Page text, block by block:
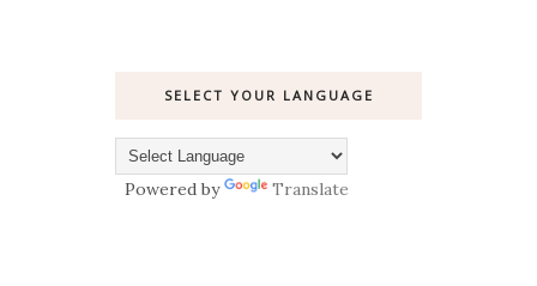
SELECT YOUR LANGUAGE
Powered by Translate